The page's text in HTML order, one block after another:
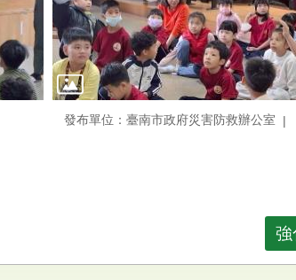
發布單位：臺南市政府災害防救辦公室
強